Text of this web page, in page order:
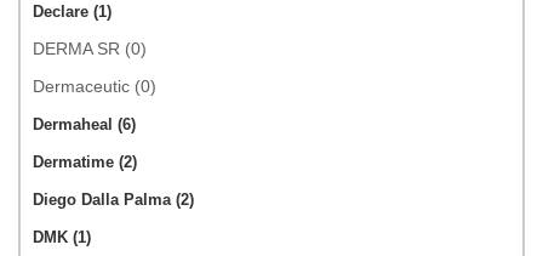
Declare (1)
DERMA SR (0)
Dermaceutic (0)
Dermaheal (6)
Dermatime (2)
Diego Dalla Palma (2)
DMK (1)